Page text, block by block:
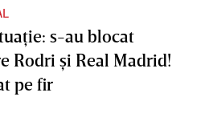
s-au blocat
Rodri şi Real Madrid!
pe fir